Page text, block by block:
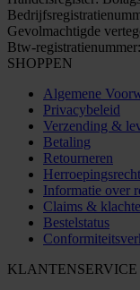
Gevolmachtigde
Btw-
SHOPPEN
Algemene
Privacybeleid
Verzending &
Betaling
Retourneren
Herroepingsrecht
Informatie over
Claims &
Bestelstatus
KLANTENSERVICE